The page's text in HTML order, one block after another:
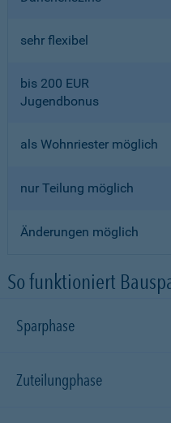
sehr flexibel
bis 200 EUR
Jugendbonus
als Wohnriester möglich
nur Teilung möglich
Änderungen möglich
So funktioniert
Sparphase
Zuteilungphase